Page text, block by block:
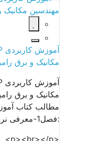
مکانیک و برق
مکانیک و برق
:فصل1-معرفی نرم افزار&n..